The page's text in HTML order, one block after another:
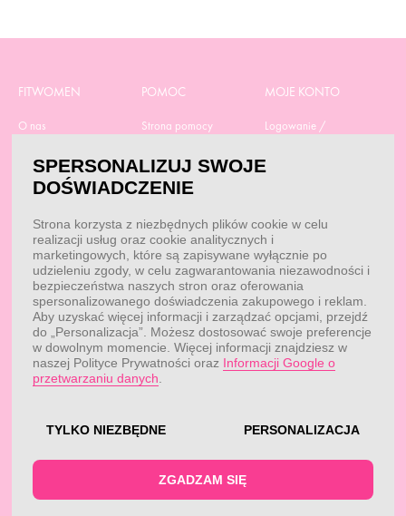
FITWOMEN
O nas
RODO
Obowiązek
Dane do przelewu
Przepisy
Blog
POMOC
Strona pomocy
Regulamin zakupów
Aktualne promocje
Odstąp od umowy tutaj
Dobór suplementacji
Kontakt
MOJE KONTO
Logowanie /
Moje zamówienia
KONTAKT
Obsługa klienta:
pon. - pt.: 7:00 - 18:00
Obsługa klienta:
reklamacje@fitwomen.pl
SPERSONALIZUJ SWOJE
DOŚWIADCZENIE
Strona korzysta z niezbędnych plików cookie w celu
realizacji usług oraz cookie analitycznych i
marketingowych, które są zapisywane wyłącznie po
udzieleniu zgody, w celu zagwarantowania niezawodności i
bezpieczeństwa naszych stron oraz oferowania
spersonalizowanego doświadczenia zakupowego i reklam.
Aby uzyskać więcej informacji i zarządzać opcjami, przejdź
do „Personalizacja”. Możesz dostosować swoje preferencje
w dowolnym momencie. Więcej informacji znajdziesz w
naszej Polityce Prywatności oraz Informacji Google o
przetwarzaniu danych
TYLKO NIEZBĘDNE PERSONALIZACJA
ZGADZAM SIĘ